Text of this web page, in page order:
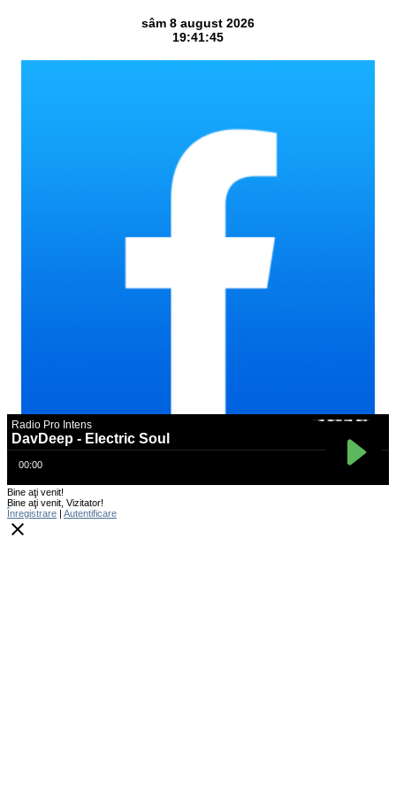
Bine aţi venit!
Bine aţi venit Vizitator!
Înregistrare | Autentificare
close